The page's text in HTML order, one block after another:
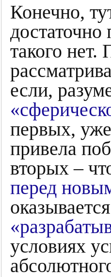
Конечно,
такого нет.
если,
первых,
привела
вторых –
перед
условиях